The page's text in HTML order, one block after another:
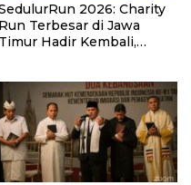
2026: Charity
Run Terbesar di Jawa
Timur Hadir Kembali,
Santri dan Guru Honorer